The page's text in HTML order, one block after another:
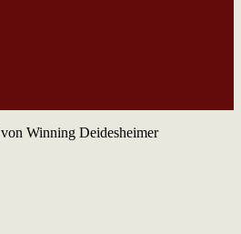
von Winning Deidesheimer